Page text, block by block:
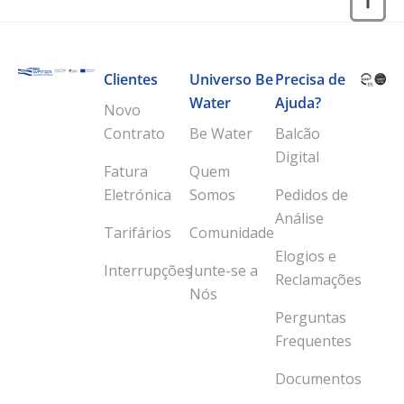
Clientes
Novo
Contrato
Fatura
Eletrónica
Tarifários
Interrupções
Universo Be
Water
Be Water
Quem
Somos
Comunidade
Junte-se a
Nós
Precisa de
Ajuda?
Balcão
Digital
Pedidos de
Análise
Elogios e
Reclamações
Perguntas
Frequentes
Documentos